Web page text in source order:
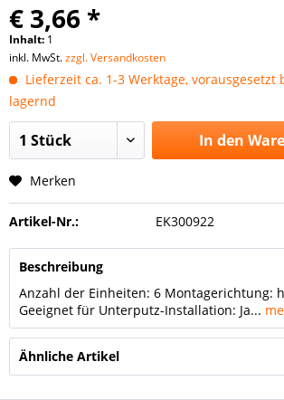
€ 3,66 *
Inhalt: 1
inkl. MwSt.zzgl. Versandkosten
Lieferzeit ca. 1-3 Werktage, vorausgesetzt
lagernd
In den
Merken
Artikel-Nr.: EK300922
Beschreibung
Anzahl der Einheiten: 6 Montagerichtung:
Geeignet für Unterputz-Installation: Ja...
Ähnliche Artikel